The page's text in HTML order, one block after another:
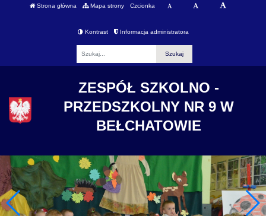
Strona główna Mapa strony Czcionka
Kontrast Informacja administratora
ZESPÓŁ SZKOLNO -
PRZEDSZKOLNY NR 9 W
BEŁCHATOWIE